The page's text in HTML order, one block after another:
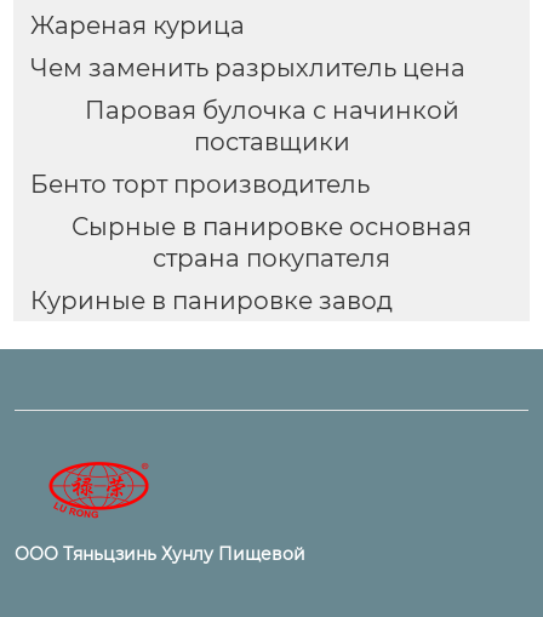
Жареная курица
Чем заменить разрыхлитель цена
Паровая булочка с начинкой
поставщики
Бенто торт производитель
Сырные в панировке основная
страна покупателя
Куриные в панировке завод
ООО Тяньцзинь Хунлу Пищевой